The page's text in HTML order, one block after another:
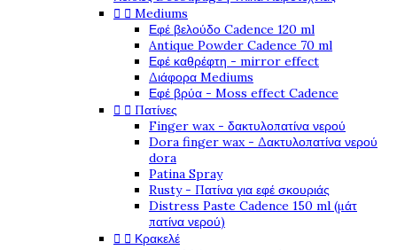
  Mediums
Εφέ βελούδο Cadence 120 ml
Antique Powder Cadence 70 ml
Εφέ καθρέφτη - mirror effect
Διάφορα Mediums
Εφέ βρύα - Moss effect Cadence
  Πατίνες
Finger wax - δακτυλοπατίνα νερού
Dora finger wax - Δακτυλοπατίνα νερού
dora
Patina Spray
Rusty - Πατίνα για εφέ σκουριάς
Distress Paste Cadence 150 ml (μάτ
πατίνα νερού)
  Κρακελέ